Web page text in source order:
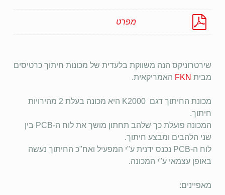
מפרט
שירטרוניקס הנה משווקת בלעדית של מכונות חיתוך כרטיסים
מבית FKN האמריקאית.
מכונת החיתוך דגם K2000 היא מכונה בעלת 2 מהירויות
חיתוך.
המכונה פועלת כך שלהב תחתון מושך את לוח ה-PCB בין
שני הלהבים ומבצע חיתוך.
לוח ה-PCB נכנס ידנית ע"י המפעיל ואח"כ החיתוך נעשה
באופן עצמאי ע"י המכונה.
מאפיינים: